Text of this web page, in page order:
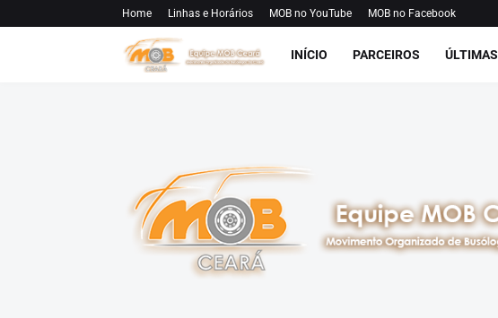
Home Linhas e Horários MOB no YouTube MOB no Facebook
INÍCIO PARCEIROS ÚLTIMAS